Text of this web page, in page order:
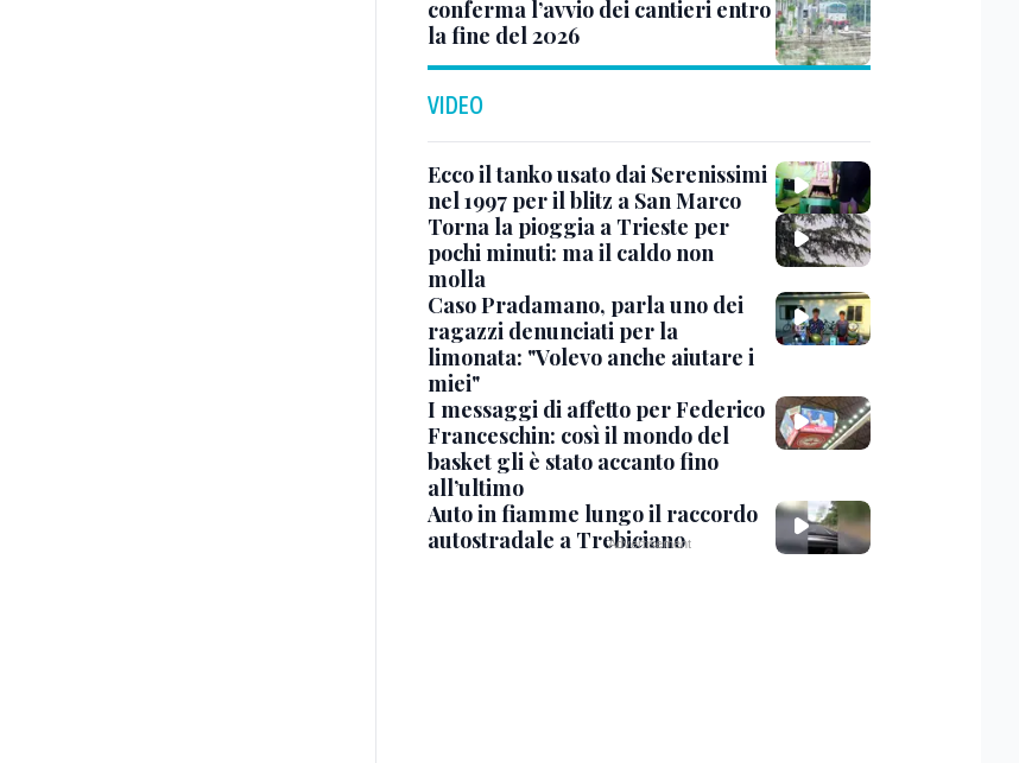
conferma l’avvio dei cantieri entro
la fine del 2026
VIDEO
Ecco il tanko usato dai Serenissimi
nel 1997 per il blitz a San Marco
Torna la pioggia a Trieste per
pochi minuti: ma il caldo non
molla
Caso Pradamano, parla uno dei
ragazzi denunciati per la
limonata: "Volevo anche aiutare i
miei"
I messaggi di affetto per Federico
Franceschin: così il mondo del
basket gli è stato accanto fino
all’ultimo
Auto in fiamme lungo il raccordo
autostradale a Trebiciano